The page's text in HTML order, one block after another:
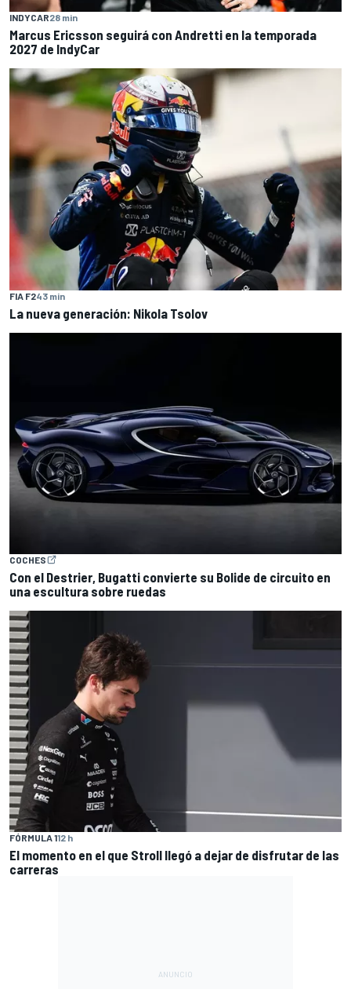
INDYCAR28 min
Marcus Ericsson seguirá con Andretti en la temporada
2027 de IndyCar
FIA F243 min
La nueva generación: Nikola Tsolov
COCHES
Con el Destrier, Bugatti convierte su Bolide de circuito en
una escultura sobre ruedas
FÓRMULA 112 h
El momento en el que Stroll llegó a dejar de disfrutar de las
carreras